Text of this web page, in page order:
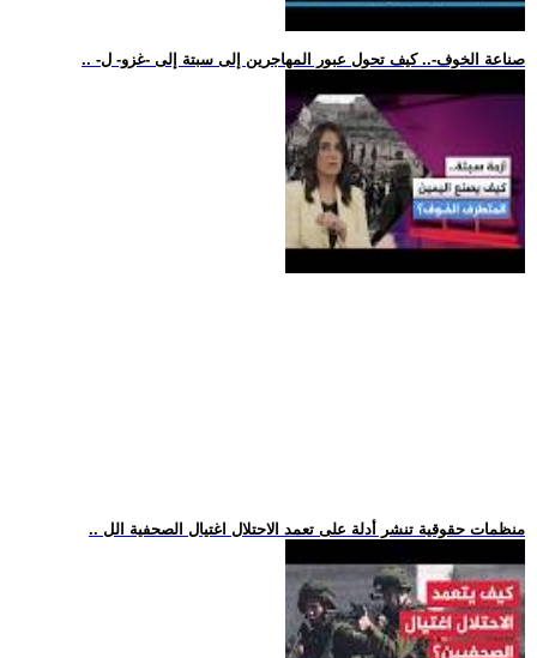
.. -صناعة الخوف-.. كيف تحول عبور المهاجرين إلى سبتة إلى -غزو- ل
.. منظمات حقوقية تنشر أدلة على تعمد الاحتلال اغتيال الصحفية الل